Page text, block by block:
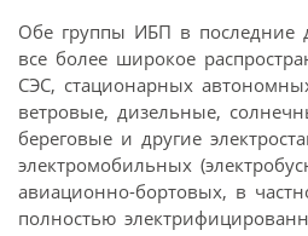
Обе группы ИБП в последние
все более широкое
СЭС, стационарных
ветровые, дизельные,
береговые и другие
электромобильных
авиационно-бортовых, в
полностью